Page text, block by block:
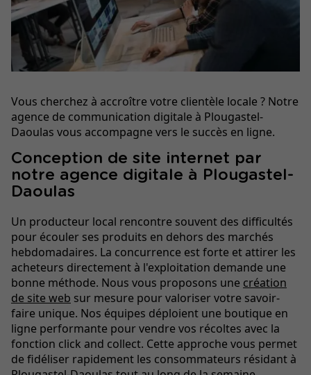
Vous cherchez à accroître votre clientèle locale ? Notre
agence de communication digitale à Plougastel-
Daoulas vous accompagne vers le succès en ligne.
Conception de site internet par
notre agence digitale à Plougastel-
Daoulas
Un producteur local rencontre souvent des difficultés
pour écouler ses produits en dehors des marchés
hebdomadaires. La concurrence est forte et attirer les
acheteurs directement à l'exploitation demande une
bonne méthode. Nous vous proposons une création
de site web sur mesure pour valoriser votre savoir-
faire unique. Nos équipes déploient une boutique en
ligne performante pour vendre vos récoltes avec la
fonction click and collect. Cette approche vous permet
de fidéliser rapidement les consommateurs résidant à